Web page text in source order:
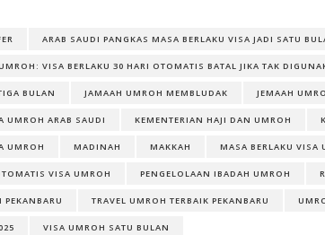
ARAB SAUDI PANGKAS MASA BERLAKU VISA JADI SATU
VISA BERLAKU 30 HARI OTOMATIS BATAL JIKA TAK
BULAN JAMAAH UMROH MEMBLUDAK JEMAAH
UMROH ARAB SAUDI KEMENTERIAN HAJI DAN UMROH
UMROH MADINAH MAKKAH MASA BERLAKU VISA
VISA UMROH PENGELOLAAN IBADAH UMROH
PEKANBARU TRAVEL UMROH TERBAIK PEKANBARU
VISA UMROH SATU BULAN